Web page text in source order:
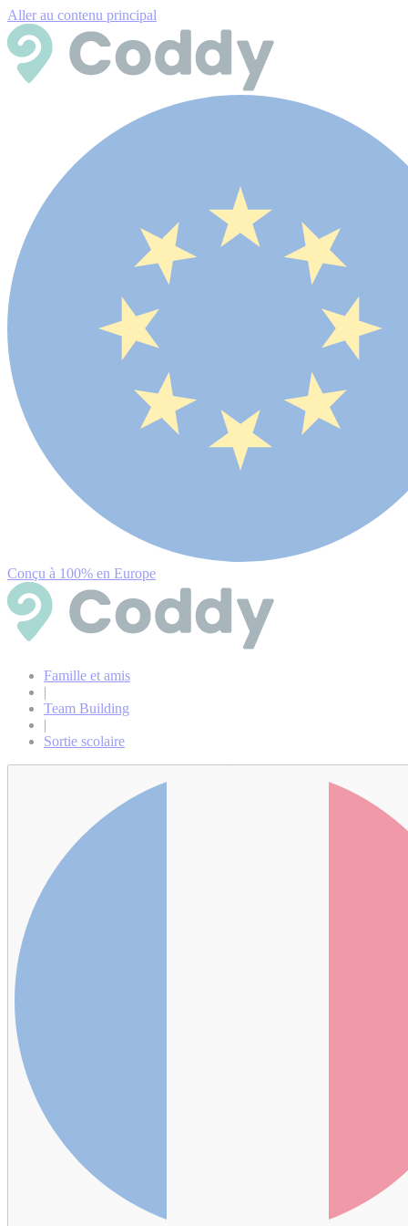
Aller au contenu principal
Conçu à 100% en Europe
Famille et amis
|
Team Building
|
Sortie scolaire